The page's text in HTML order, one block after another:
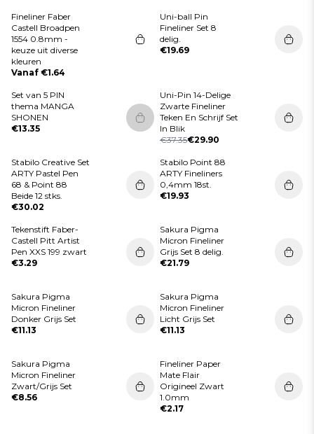
Fineliner Faber
Castell Broadpen
1554 0.8mm -
keuze uit diverse
kleuren
Vanaf €1.64
Uni-ball Pin
Fineliner Set 8
delig.
€19.69
Set van 5 PIN
thema MANGA
SHONEN
€13.35
Dit product is momenteel niet op
Uni-Pin 14-Delige
Zwarte Fineliner
Teken En Schrijf Set
In Blik
€37.35€29.90
Stabilo Creative Set
ARTY Pastel Pen
68 & Point 88
Beide 12 stks.
€30.02
Stabilo Point 88
ARTY Fineliners
0,4mm 18st.
€19.93
Tekenstift Faber-
Castell Pitt Artist
Pen XXS 199 zwart
€3.29
Sakura Pigma
Micron Fineliner
Grijs Set 8 delig.
€21.79
Sakura Pigma
Micron Fineliner
Donker Grijs Set
€11.13
Sakura Pigma
Micron Fineliner
Licht Grijs Set
€11.13
Sakura Pigma
Micron Fineliner
Zwart/Grijs Set
€8.56
Fineliner Paper
Mate Flair
Origineel Zwart
1.0mm
€2.17